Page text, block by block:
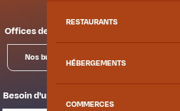
RESTAURANTS
HÉBERGEMENTS
COMMERCES
Offices de tourisme
Nos bureaux
Besoin d'un conseil ?